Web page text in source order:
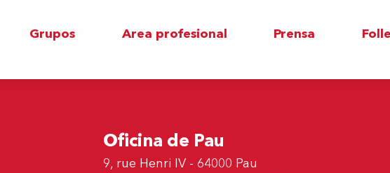
Grupos Area profesional Prensa
Oficina de Pau
9, rue Henri IV - 64000 Pau